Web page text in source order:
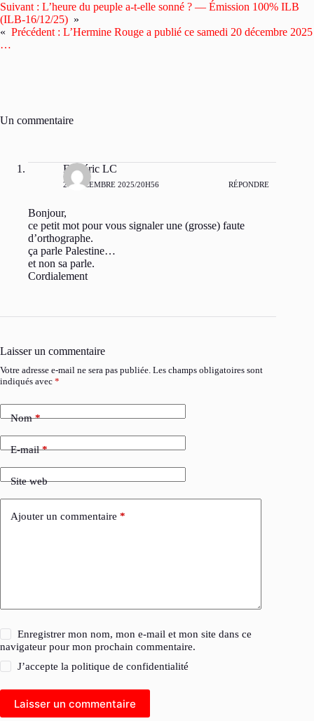
Suivant : L’heure du peuple a-t-elle sonné ? — Émission 100% ILB
(ILB-16/12/25) »
« Précédent : L’Hermine Rouge a publié ce samedi 20 décembre 2025
…
Un commentaire
Frédéric LC
21 DÉCEMBRE 2025/20H56 RÉPONDRE
Bonjour,
ce petit mot pour vous signaler une (grosse) faute
d’orthographe.
ça parle Palestine…
et non sa parle.
Cordialement
Laisser un commentaire
Votre adresse e-mail ne sera pas publiée. Les champs obligatoires sont
indiqués avec *
Nom*
E-mail*
Site web
Ajouter un commentaire *
Enregistrer mon nom, mon e-mail et mon site dans ce
navigateur pour mon prochain commentaire.
J’accepte lapolitique de confidentialité
Laisser un commentaire